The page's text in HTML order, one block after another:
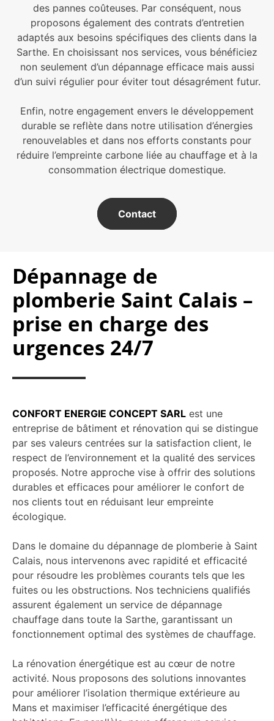
des pannes coûteuses. Par conséquent, nous
proposons également des contrats d’entretien
adaptés aux besoins spécifiques des clients dans la
Sarthe. En choisissant nos services, vous bénéficiez
non seulement d’un dépannage efficace mais aussi
d’un suivi régulier pour éviter tout désagrément futur.
Enfin, notre engagement envers le développement
durable se reflète dans notre utilisation d’énergies
renouvelables et dans nos efforts constants pour
réduire l’empreinte carbone liée au chauffage et à la
consommation électrique domestique.
Contact
Dépannage de
plomberie Saint Calais –
prise en charge des
urgences 24/7
CONFORT ENERGIE CONCEPT SARL est une
entreprise de bâtiment et rénovation qui se distingue
par ses valeurs centrées sur la satisfaction client, le
respect de l’environnement et la qualité des services
proposés. Notre approche vise à offrir des solutions
durables et efficaces pour améliorer le confort de
nos clients tout en réduisant leur empreinte
écologique.
Dans le domaine du dépannage de plomberie à Saint
Calais, nous intervenons avec rapidité et efficacité
pour résoudre les problèmes courants tels que les
fuites ou les obstructions. Nos techniciens qualifiés
assurent également un service de dépannage
chauffage dans toute la Sarthe, garantissant un
fonctionnement optimal des systèmes de chauffage.
La rénovation énergétique est au cœur de notre
activité. Nous proposons des solutions innovantes
pour améliorer l’isolation thermique extérieure au
Mans et maximiser l’efficacité énergétique des